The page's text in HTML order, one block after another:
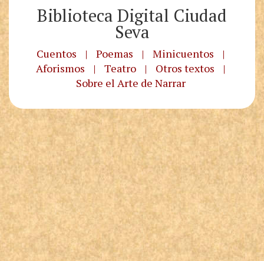
Biblioteca Digital Ciudad
Seva
Cuentos | Poemas | Minicuentos
|
Aforismos
| Teatro | Otros textos
|
Sobre el Arte de Narrar